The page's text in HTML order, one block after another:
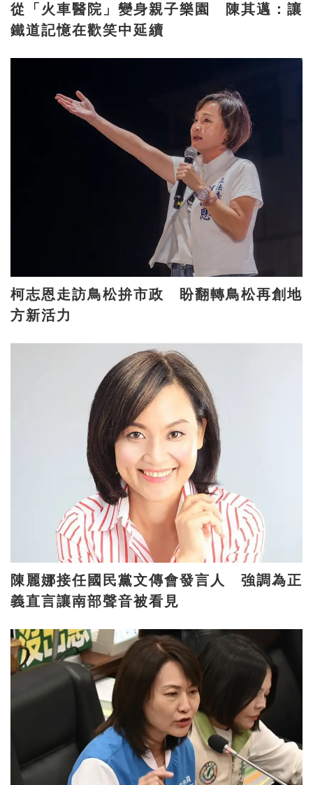
從「火車醫院」變身親子樂園 陳其邁：讓
鐵道記憶在歡笑中延續
柯志恩走訪鳥松拚市政 盼翻轉鳥松再創地
方新活力
陳麗娜接任國民黨文傳會發言人 強調為正
義直言讓南部聲音被看見